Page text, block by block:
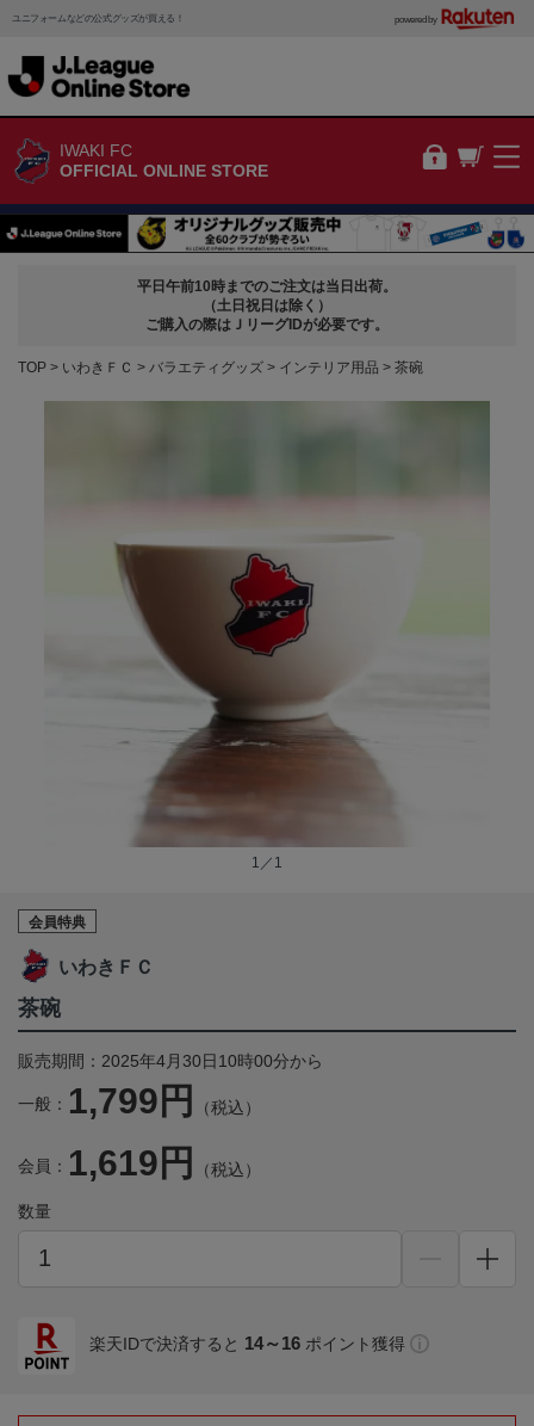
ユニフォームなどの公式グッズが買える！ powered by
IWAKI FC
OFFICIAL ONLINE STORE
平日午前10時までのご注文は当日出荷。
（土日祝日は除く）
ご購入の際はＪリーグIDが必要です。
TOP いわきＦＣ バラエティグッズ インテリア用品 茶碗
1／1
会員特典
いわきＦＣ
茶碗
販売期間：2025年4月30日10時00分から
一般： 1,799円 （税込）
会員： 1,619円 （税込）
数量
楽天IDで決済すると 14～16 ポイント獲得